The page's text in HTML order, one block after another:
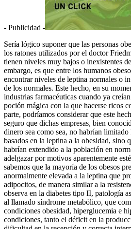
- Publicidad -
Sería lógico suponer que las personas
los ratones utilizados por el doctor
tienen niveles muy bajos o inexistentes
embargo, es que entre los humanos
encontrar niveles de leptina normales o
de los normales. Este hecho, en su
industrias farmacéuticas cuando ya
poción mágica con la que hacerse ricos
parte, podríamos considerar que este
seguro que dichas empresas, bien
dinero sea como sea, no habrían
basados en la leptina a la obesidad, sino
habrían extendido a la población en
adelgazar por motivos aparentemente
sabemos que la mayoría de los obesos
anormalmente elevada a la leptina que
adipocitos, de manera similar a la
observa en la diabetes tipo II, patología
al llamado síndrome metabólico, que
condiciones obesidad, hiperglucemia e
condiciones, tanto el déficit en la